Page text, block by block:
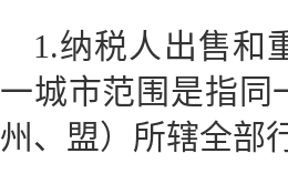
1.纳税人出售和
一城市范围是指同
州、盟）所辖全部